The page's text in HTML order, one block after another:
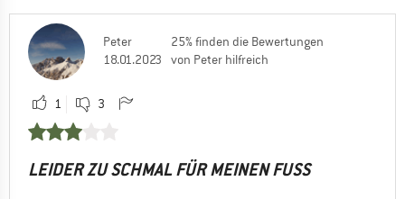
Peter
18.01.2023
25% finden die Bewertungen
von Peter hilfreich
1 3
LEIDER ZU SCHMAL FÜR MEINEN FUSS